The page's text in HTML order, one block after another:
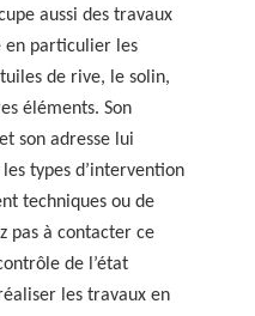
aussi des travaux
en particulier les
de rive, le solin,
éléments. Son
son adresse lui
types d’intervention
techniques ou de
pas à contacter ce
de l’état
les travaux en